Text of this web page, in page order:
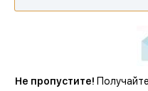
Не пропустите!